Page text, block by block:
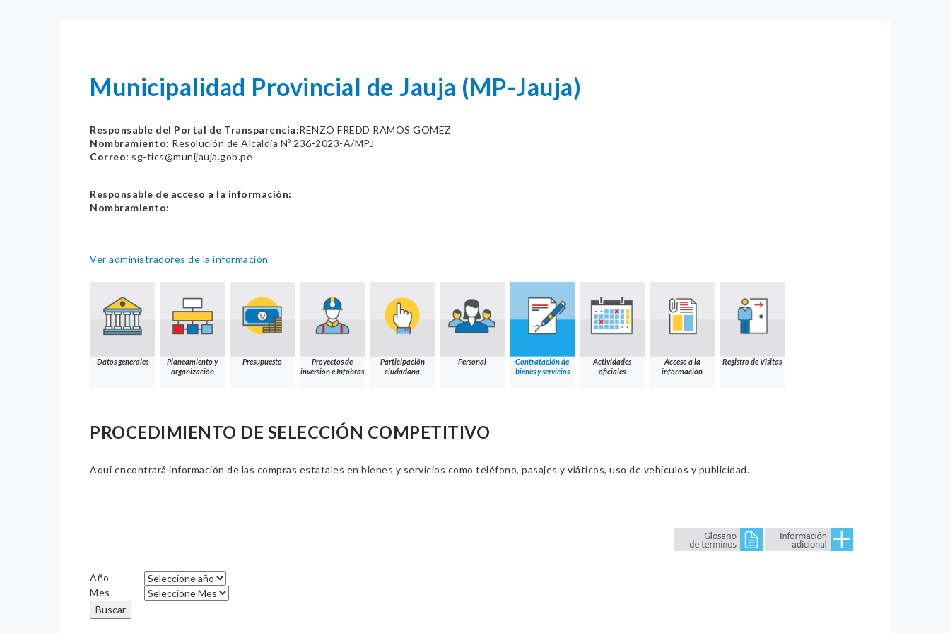
Municipalidad Provincial de Jauja (MP-Jauja)
Responsable del Portal de Transparencia:RENZO FREDD RAMOS GOMEZ
Nombramiento: Resolución de Alcaldía Nº 236-2023-A/MPJ
Correo: sg-tics@munijauja.gob.pe
Responsable de acceso a la información:
Nombramiento:
Ver administradores de la información
Datos generales
Planeamiento y
organización
Presupuesto
Proyectos de
inversión e Infobras
Participación
ciudadana
Personal
Contratación de
bienes y servicios
Actividades
oficiales
Acceso a la
información
Registro de Visitas
PROCEDIMIENTO DE SELECCIÓN COMPETITIVO
Aquí encontrará información de las compras estatales en bienes y servicios como teléfono, pasajes y viáticos, uso de vehículos y publicidad.
Año
Mes
Buscar